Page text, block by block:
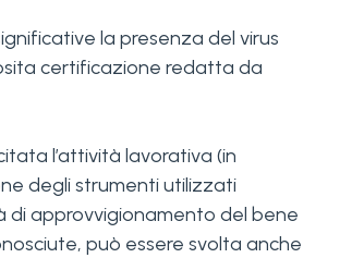
la presenza del virus
certificazione redatta da
l’attività lavorativa (in
degli strumenti utilizzati
di approvvigionamento del bene
può essere svolta anche